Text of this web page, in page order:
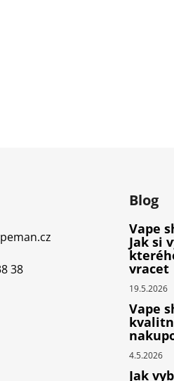
38
Blog
Vape
Jak si
vracet
19.5.2026
Vape
4.5.2026
Jak